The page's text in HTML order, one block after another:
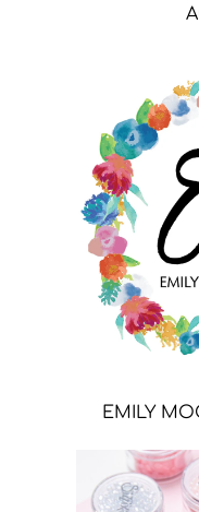
EMILY